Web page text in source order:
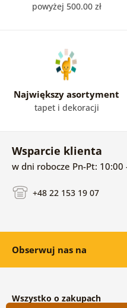
powyżej 500.00 zł
Największy asortyment
tapet i dekoracji
Wsparcie klienta
w dni robocze Pn-Pt: 10:00
+48 22 153 19 07
Obserwuj nas na
Wszystko o zakupach